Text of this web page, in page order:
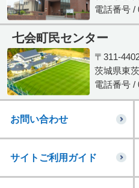
電話番号 /
七会町民センター
〒311-
茨城県東
電話番号 /
お問い合わせ
サイトご利用ガイド